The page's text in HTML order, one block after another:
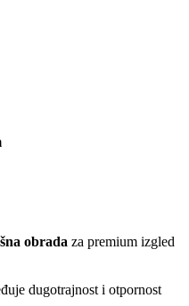
obrada za premium izgled
dugotrajnost i otpornost